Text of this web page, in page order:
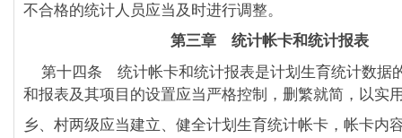
不合格的统计人员应当及时进行调整。
第三章 统计帐卡和统计报表
第十四条 统计帐卡和统计报表是计划生育统计数据
和报表及其项目的设置应当严格控制，删繁就简，以实
乡、村两级应当建立、健全计划生育统计帐卡，帐卡内